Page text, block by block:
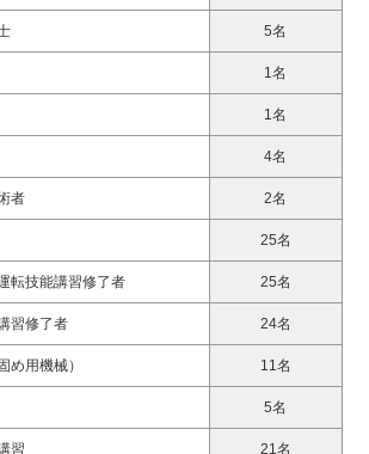
5名
1名
1名
4名
者 2名
25名
転技能講習修了者 25名
習修了者 24名
め用機械） 11名
5名
習 21名